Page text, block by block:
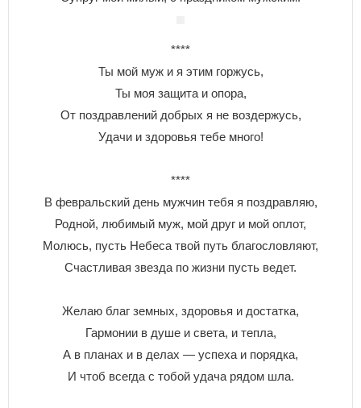
****
Ты мой муж и я этим горжусь,
Ты моя защита и опора,
От поздравлений добрых я не воздержусь,
Удачи и здоровья тебе много!
****
В февральский день мужчин тебя я поздравляю,
Родной, любимый муж, мой друг и мой оплот,
Молюсь, пусть Небеса твой путь благословляют,
Счастливая звезда по жизни пусть ведет.
Желаю благ земных, здоровья и достатка,
Гармонии в душе и света, и тепла,
А в планах и в делах — успеха и порядка,
И чтоб всегда с тобой удача рядом шла.